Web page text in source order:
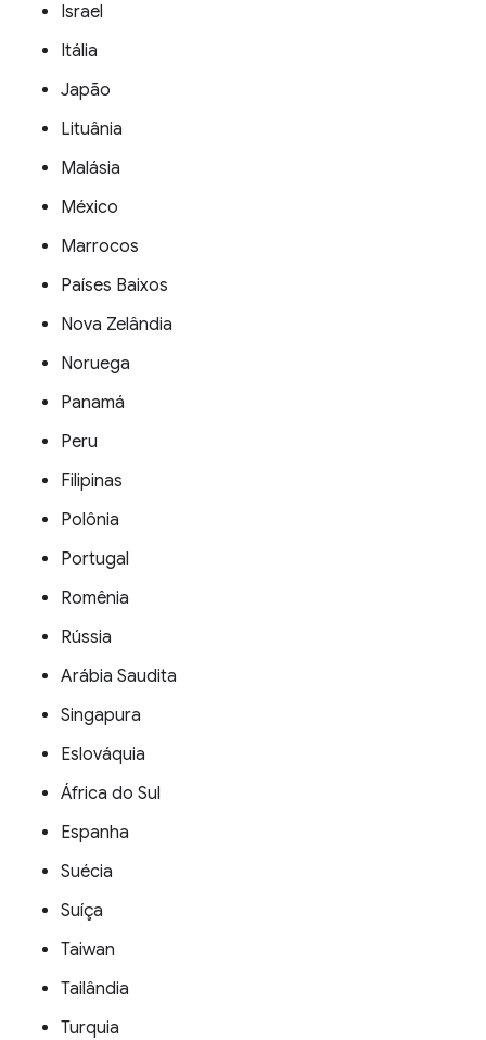
Israel
Itália
Japão
Lituânia
Malásia
México
Marrocos
Países Baixos
Nova Zelândia
Noruega
Panamá
Peru
Filipinas
Polônia
Portugal
Romênia
Rússia
Arábia Saudita
Singapura
Eslováquia
África do Sul
Espanha
Suécia
Suíça
Taiwan
Tailândia
Turquia